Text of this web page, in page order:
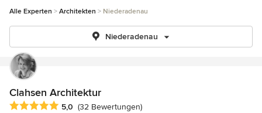
Alle Experten Architekten Niederadenau
Niederadenau
Clahsen Architektur
Durchschnittliche Bewertung: 5 von 5 Sternen
5,0 (32 Bewertungen)